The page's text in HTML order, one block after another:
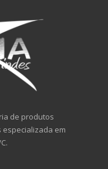
de produtos
em